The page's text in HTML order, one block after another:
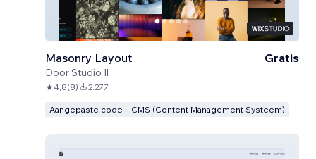
Masonry Layout
DoorStudio Il
Gratis
4,8(8) 2.277
Aangepaste code CMS (Content Management Systeem)